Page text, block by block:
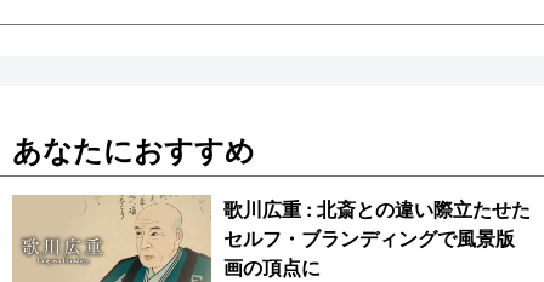
あなたにおすすめ
歌川広重 : 北斎との違い際立たせた
セルフ・ブランディングで風景版
画の頂点に